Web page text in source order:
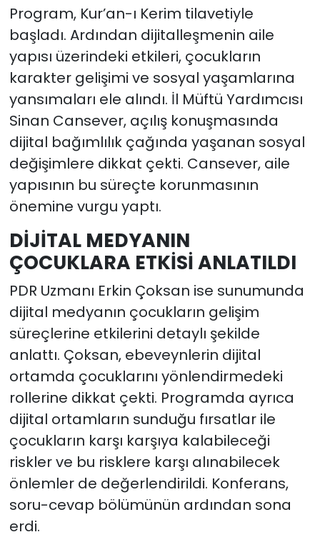
Program, Kur’an-ı Kerim tilavetiyle
başladı. Ardından dijitalleşmenin aile
yapısı üzerindeki etkileri, çocukların
karakter gelişimi ve sosyal yaşamlarına
yansımaları ele alındı. İl Müftü Yardımcısı
Sinan Cansever, açılış konuşmasında
dijital bağımlılık çağında yaşanan sosyal
değişimlere dikkat çekti. Cansever, aile
yapısının bu süreçte korunmasının
önemine vurgu yaptı.
DİJİTAL MEDYANIN
ÇOCUKLARA ETKİSİ ANLATILDI
PDR Uzmanı Erkin Çoksan ise sunumunda
dijital medyanın çocukların gelişim
süreçlerine etkilerini detaylı şekilde
anlattı. Çoksan, ebeveynlerin dijital
ortamda çocuklarını yönlendirmedeki
rollerine dikkat çekti. Programda ayrıca
dijital ortamların sunduğu fırsatlar ile
çocukların karşı karşıya kalabileceği
riskler ve bu risklere karşı alınabilecek
önlemler de değerlendirildi. Konferans,
soru-cevap bölümünün ardından sona
erdi.